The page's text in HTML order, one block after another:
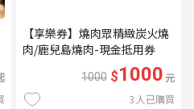
【享樂券】燒肉眾精緻炭火燒
肉/鹿兒島燒肉-現金抵用券
1000 $1000元
3 人已購買